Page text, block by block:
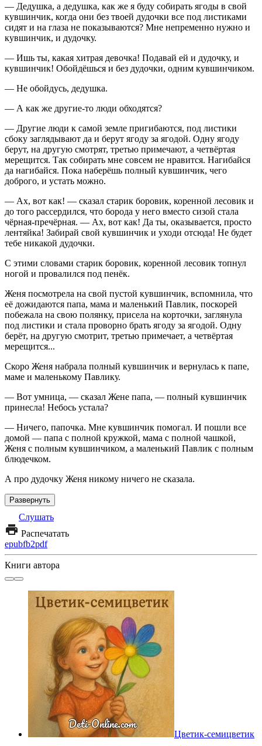
— Дедушка, а дедушка, как же я буду собирать ягоды в свой
кувшинчик, когда они без твоей дудочки все под листиками
сидят и на глаза не показываются? Мне непременно нужно и
кувшинчик, и дудочку.
— Ишь ты, какая хитрая девочка! Подавай ей и дудочку, и
кувшинчик! Обойдёшься и без дудочки, одним кувшинчиком.
— Не обойдусь, дедушка.
— А как же другие-то люди обходятся?
— Другие люди к самой земле пригибаются, под листики
сбоку заглядывают да и берут ягоду за ягодой. Одну ягоду
берут, на другую смотрят, третью примечают, а четвёртая
мерещится. Так собирать мне совсем не нравится. Нагибайся
да нагибайся. Пока наберёшь полный кувшинчик, чего
доброго, и устать можно.
— Ах, вот как! — сказал старик боровик, коренной лесовик и
до того рассердился, что борода у него вместо сизой стала
чёрная-пречёрная. — Ах, вот как! Да ты, оказывается, просто
лентяйка! Забирай свой кувшинчик и уходи отсюда! Не будет
тебе никакой дудочки.
С этими словами старик боровик, коренной лесовик топнул
ногой и провалился под пенёк.
Женя посмотрела на свой пустой кувшинчик, вспомнила, что
её дожидаются папа, мама и маленький Павлик, поскорей
побежала на свою полянку, присела на корточки, заглянула
под листики и стала проворно брать ягоду за ягодой. Одну
берёт, на другую смотрит, третью примечает, а четвёртая
мерещится...
Скоро Женя набрала полный кувшинчик и вернулась к папе,
маме и маленькому Павлику.
— Вот умница, — сказал Жене папа, — полный кувшинчик
принесла! Небось устала?
— Ничего, папочка. Мне кувшинчик помогал. И пошли все
домой — папа с полной кружкой, мама с полной чашкой,
Женя с полным кувшинчиком, а маленький Павлик с полным
блюдечком.
А про дудочку Женя никому ничего не сказала.
Развернуть
Слушать
Распечатать
epubfb2pdf
Книги автора
Цветик-семицветик